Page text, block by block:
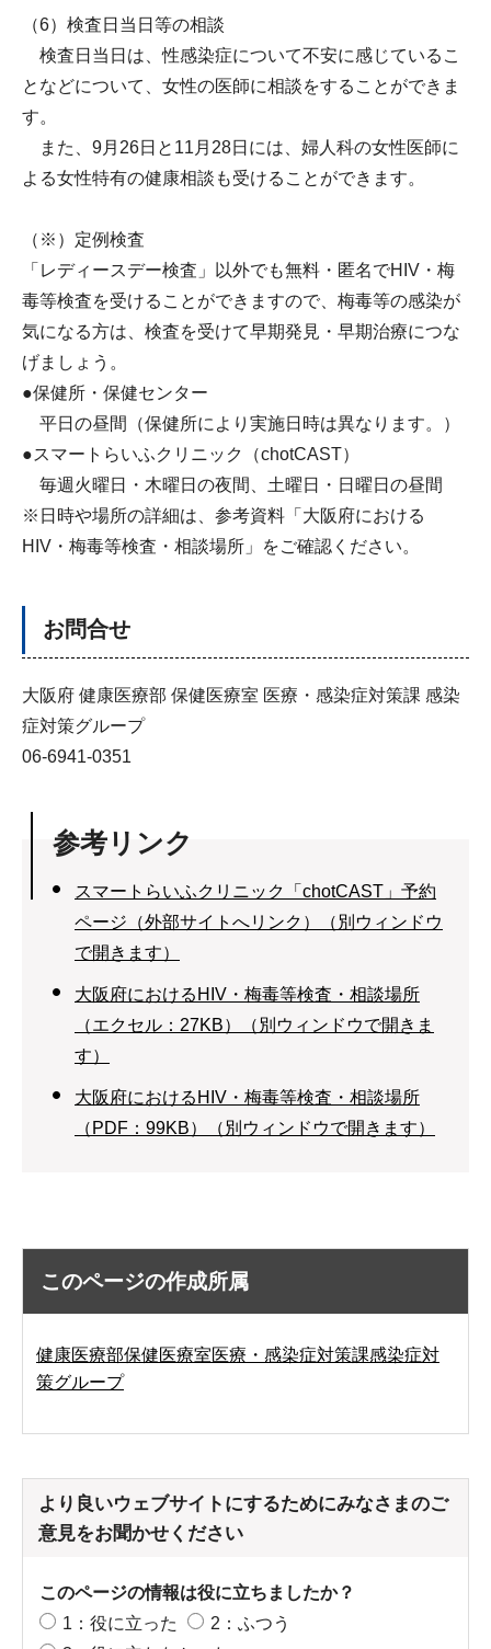
（6）検査日当日等の相談
検査日当日は、性感染症について不安に感じているこ
となどについて、女性の医師に相談をすることができま
す。
また、9月26日と11月28日には、婦人科の女性医師に
よる女性特有の健康相談も受けることができます。
（※）定例検査
「レディースデー検査」以外でも無料・匿名でHIV・梅
毒等検査を受けることができますので、梅毒等の感染が
気になる方は、検査を受けて早期発見・早期治療につな
げましょう。
●保健所・保健センター
平日の昼間（保健所により実施日時は異なります。）
●スマートらいふクリニック（chotCAST）
毎週火曜日・木曜日の夜間、土曜日・日曜日の昼間
※日時や場所の詳細は、参考資料「大阪府における
HIV・梅毒等検査・相談場所」をご確認ください。
お問合せ
大阪府 健康医療部 保健医療室 医療・感染症対策課 感染
症対策グループ
06-6941-0351
参考リンク
スマートらいふクリニック「chotCAST」予約
ページ（外部サイトへリンク）（別ウィンドウ
で開きます）
大阪府におけるHIV・梅毒等検査・相談場所
（エクセル：27KB）（別ウィンドウで開きま
す）
大阪府におけるHIV・梅毒等検査・相談場所
（PDF：99KB）（別ウィンドウで開きます）
このページの作成所属
健康医療部保健医療室医療・感染症対策課感染症対
策グループ
より良いウェブサイトにするためにみなさまのご
意見をお聞かせください
このページの情報は役に立ちましたか？
1：役に立った
2：ふつう